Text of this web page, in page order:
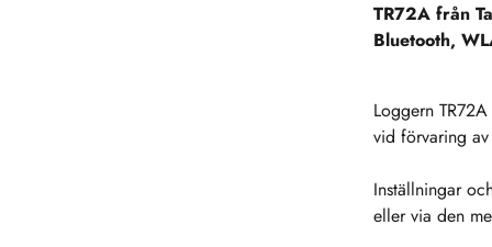
TR72A från
Bluetooth,
Loggern
vid förvaring
Inställningar
eller via den